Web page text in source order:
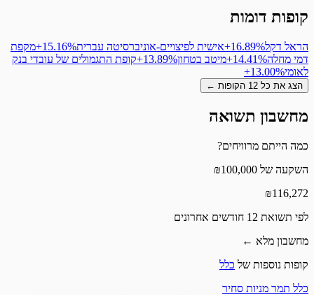
קופות דומות
הראל דקל‎+16.89%אישית לפיצויים-אוניברסיטה עברית‎+15.16%מקפת
דמי מחלה‎+14.41%מיטב בטחון‎+13.89%קופת התגמולים של עובדי בנק
לאומי‎+13.00%
הצג את כל 12 הקופות ←
מחשבון תשואה
כמה הייתם מרוויחים?
השקעה של ₪100,000
₪116,272
לפי תשואת 12 חודשים אחרונים
מחשבון מלא ←
קופות נוספות של כלל
כלל תמר מניות סחיר